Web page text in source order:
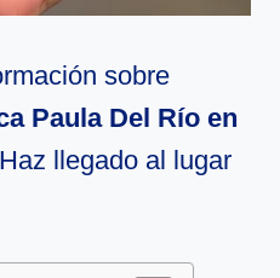
sobre
Paula Del Río en
Haz llegado al lugar